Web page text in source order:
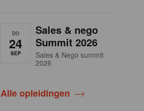
DO
24
SEP
Sales & nego
Summit 2026
Sales & Nego summit
2026
Alle opleidingen